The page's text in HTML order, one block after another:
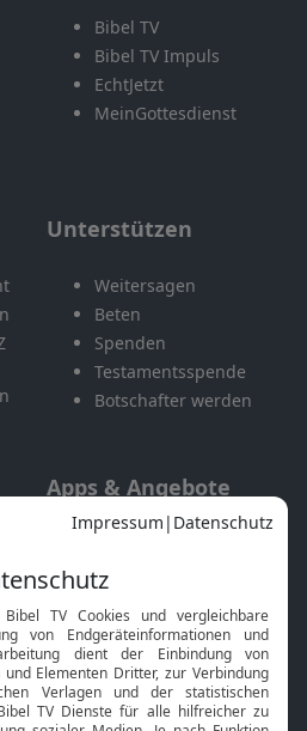
Bibel TV
Bibel TV Impuls
EchtJetzt
MeinGottesdienst
Unterstützen
Weitersagen
Beten
Spenden
Testamentsspende
Botschafter werden
Apps & Angebote
Mobile App
Smart TV
HbbTV
Bibelthek Online-Bibel
Nächster Gottesdienst